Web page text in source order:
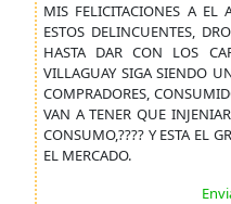
MIS FELICITACIONES A EL
ESTOS DELINCUENTES,
HASTA DAR CON LOS
VILLAGUAY SIGA SIENDO
COMPRADORES,
VAN A TENER QUE
CONSUMO,???? Y ESTA EL
EL MERCADO.